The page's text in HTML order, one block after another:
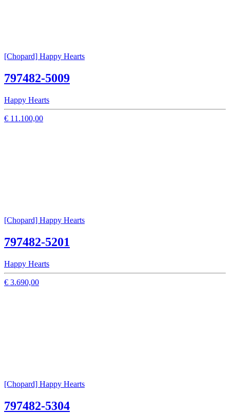
[Chopard] Happy Hearts
797482-5009
Happy Hearts
€ 11.100,00
[Chopard] Happy Hearts
797482-5201
Happy Hearts
€ 3.690,00
[Chopard] Happy Hearts
797482-5304